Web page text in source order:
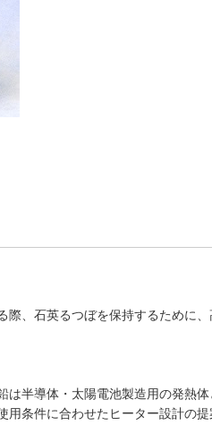
際、石英るつぼを保持するために
は半導体・太陽電池製造用の発熱体
用条件に合わせたヒーター設計の